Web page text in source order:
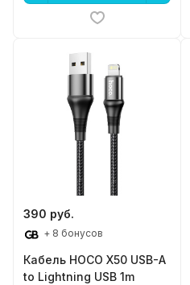
390 руб.
+ 8 бонусов
Кабель HOCO X50 USB-A
to Lightning USB 1m